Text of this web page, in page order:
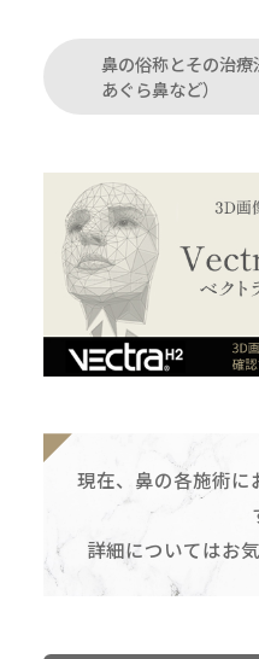
鼻の俗称とその治療
あぐら鼻など）
現在、鼻の各施術に
詳細についてはお